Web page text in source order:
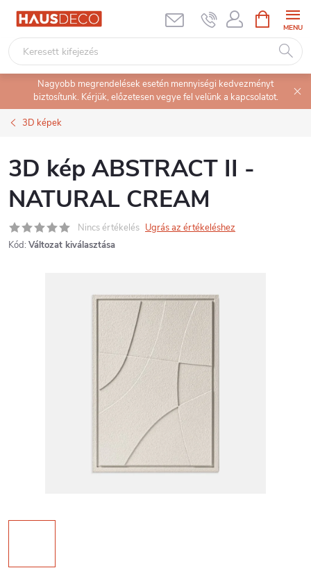
Ugrás
tartalomhoz
KOSÁR
Nagyobb megrendelések esetén mennyiségi kedvezményt
biztosítunk. Kérjük, előzetesen vegye fel velünk a kapcsolatot.
3D képek
3D kép ABSTRACT II -
NATURAL CREAM
Nincs értékelés Ugrás az értékeléshez
Kód: Változat kiválasztása